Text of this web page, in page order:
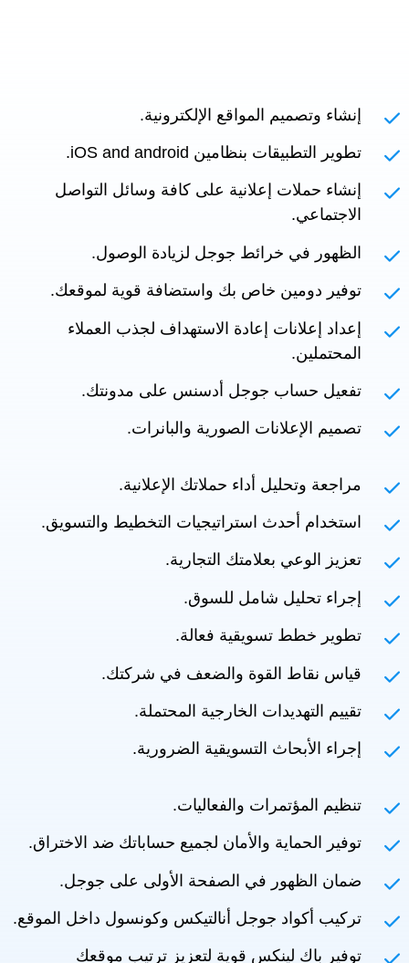
إنشاء وتصميم المواقع الإلكترونية.
تطوير التطبيقات بنظامين iOS and android.
إنشاء حملات إعلانية على كافة وسائل التواصل
الاجتماعي.
الظهور في خرائط جوجل لزيادة الوصول.
توفير دومين خاص بك واستضافة قوية لموقعك.
إعداد إعلانات إعادة الاستهداف لجذب العملاء
المحتملين.
تفعيل حساب جوجل أدسنس على مدونتك.
تصميم الإعلانات الصورية والبانرات.
مراجعة وتحليل أداء حملاتك الإعلانية.
استخدام أحدث استراتيجيات التخطيط والتسويق.
تعزيز الوعي بعلامتك التجارية.
إجراء تحليل شامل للسوق.
تطوير خطط تسويقية فعالة.
قياس نقاط القوة والضعف في شركتك.
تقييم التهديدات الخارجية المحتملة.
إجراء الأبحاث التسويقية الضرورية.
تنظيم المؤتمرات والفعاليات.
توفير الحماية والأمان لجميع حساباتك ضد الاختراق.
ضمان الظهور في الصفحة الأولى على جوجل.
تركيب أكواد جوجل أنالتيكس وكونسول داخل الموقع.
توفير باك لينكس قوية لتعزيز ترتيب موقعك